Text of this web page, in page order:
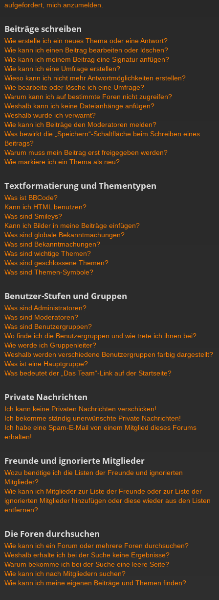
aufgefordert, mich anzumelden.
Beiträge schreiben
Wie erstelle ich ein neues Thema oder eine Antwort?
Wie kann ich einen Beitrag bearbeiten oder löschen?
Wie kann ich meinem Beitrag eine Signatur anfügen?
Wie kann ich eine Umfrage erstellen?
Wieso kann ich nicht mehr Antwortmöglichkeiten erstellen?
Wie bearbeite oder lösche ich eine Umfrage?
Warum kann ich auf bestimmte Foren nicht zugreifen?
Weshalb kann ich keine Dateianhänge anfügen?
Weshalb wurde ich verwarnt?
Wie kann ich Beiträge den Moderatoren melden?
Was bewirkt die „Speichern“-Schaltfläche beim Schreiben eines
Beitrags?
Warum muss mein Beitrag erst freigegeben werden?
Wie markiere ich ein Thema als neu?
Textformatierung und Thementypen
Was ist BBCode?
Kann ich HTML benutzen?
Was sind Smileys?
Kann ich Bilder in meine Beiträge einfügen?
Was sind globale Bekanntmachungen?
Was sind Bekanntmachungen?
Was sind wichtige Themen?
Was sind geschlossene Themen?
Was sind Themen-Symbole?
Benutzer-Stufen und Gruppen
Was sind Administratoren?
Was sind Moderatoren?
Was sind Benutzergruppen?
Wo finde ich die Benutzergruppen und wie trete ich ihnen bei?
Wie werde ich Gruppenleiter?
Weshalb werden verschiedene Benutzergruppen farbig dargestellt?
Was ist eine Hauptgruppe?
Was bedeutet der „Das Team“-Link auf der Startseite?
Private Nachrichten
Ich kann keine Privaten Nachrichten verschicken!
Ich bekomme ständig unerwünschte Private Nachrichten!
Ich habe eine Spam-E-Mail von einem Mitglied dieses Forums
erhalten!
Freunde und ignorierte Mitglieder
Wozu benötige ich die Listen der Freunde und ignorierten
Mitglieder?
Wie kann ich Mitglieder zur Liste der Freunde oder zur Liste der
ignorierten Mitglieder hinzufügen oder diese wieder aus den Listen
entfernen?
Die Foren durchsuchen
Wie kann ich ein Forum oder mehrere Foren durchsuchen?
Weshalb erhalte ich bei der Suche keine Ergebnisse?
Warum bekomme ich bei der Suche eine leere Seite?
Wie kann ich nach Mitgliedern suchen?
Wie kann ich meine eigenen Beiträge und Themen finden?